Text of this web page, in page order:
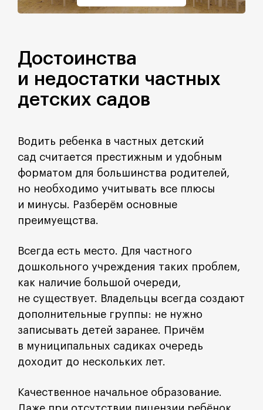
Достоинства
и недостатки частных
детских садов
Водить ребенка в частных детский
сад считается престижным и удобным
форматом для большинства родителей,
но необходимо учитывать все плюсы
и минусы. Разберём основные
преимуещства.
Всегда есть место. Для частного
дошкольного учреждения таких проблем,
как наличие большой очереди,
не существует. Владельцы всегда создают
дополнительные группы: не нужно
записывать детей заранее. Причём
в муниципальных садиках очередь
доходит до нескольких лет.
Качественное начальное образование.